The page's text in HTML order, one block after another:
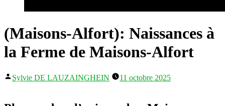
(Maisons-Alfort): Naissances à
la Ferme de Maisons-Alfort
Publié
Sylvie DE LAUZAINGHEIN 11 octobre 2025